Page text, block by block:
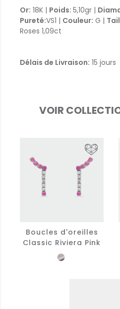
Or: 18K | Poids: 5,10gr |
Pureté:VS1 | Couleur: G |
Roses 1,09ct
Délais de Livraison: 15 jours
VOIR
Boucles d'oreilles
Classic Riviera Pink